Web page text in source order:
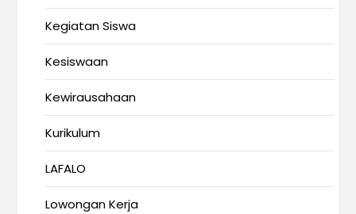
Kegiatan Siswa
Kesiswaan
Kewirausahaan
Kurikulum
LAFALO
Lowongan Kerja